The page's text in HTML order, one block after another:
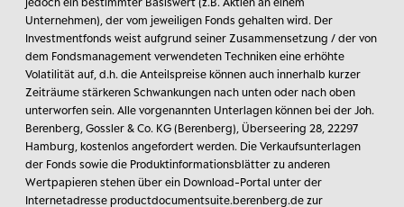
Unternehmen), der vom jeweiligen Fonds gehalten wird. Der
Investmentfonds weist aufgrund seiner Zusammensetzung / der von
dem Fondsmanagement verwendeten Techniken eine erhöhte
Volatilität auf, d.h. die Anteilspreise können auch innerhalb kurzer
Zeiträume stärkeren Schwankungen nach unten oder nach oben
unterworfen sein. Alle vorgenannten Unterlagen können bei der Joh.
Berenberg, Gossler & Co. KG (Berenberg), Überseering 28, 22297
Hamburg, kostenlos angefordert werden. Die Verkaufsunterlagen
der Fonds sowie die Produktinformationsblätter zu anderen
Wertpapieren stehen über ein Download-Portal unter der
Internetadresse productdocumentsuite.berenberg.de zur